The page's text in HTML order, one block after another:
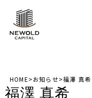
HOME>お知らせ>福澤 真希
福澤 真希